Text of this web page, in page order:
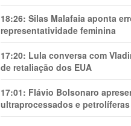
18:26: Silas Malafaia aponta
representatividade feminina
17:20: Lula conversa com
de retaliação dos EUA
17:01: Flávio Bolsonaro
ultraprocessados e petrolíferas